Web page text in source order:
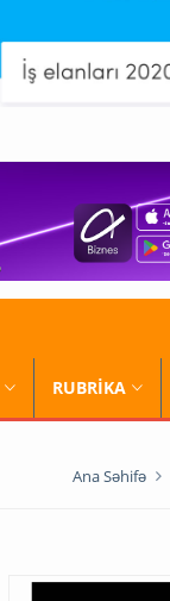
RUBRİKA
Ana Səhifə